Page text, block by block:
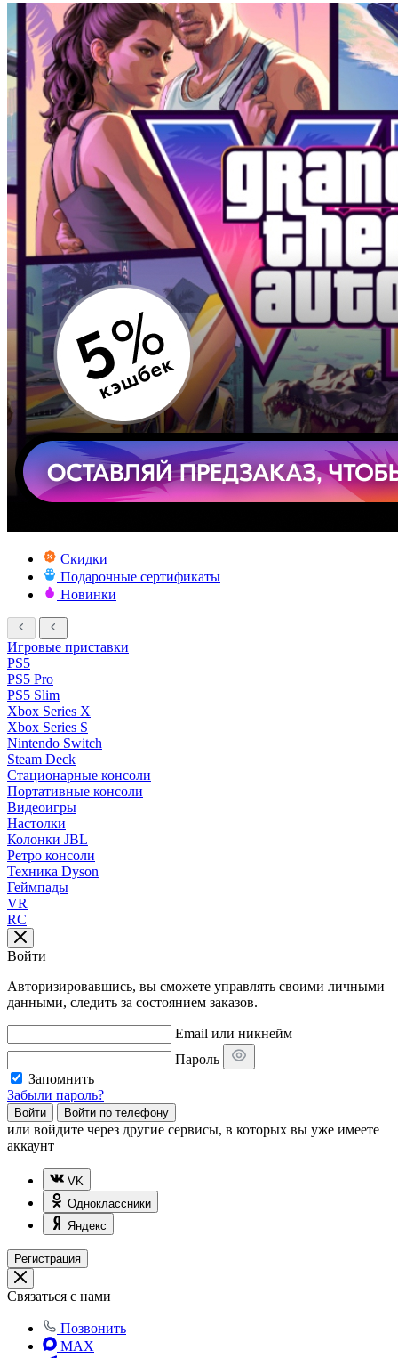
Скидки
Подарочные сертификаты
Новинки
Игровые приставки
PS5
PS5 Pro
PS5 Slim
Xbox Series X
Xbox Series S
Nintendo Switch
Steam Deck
Стационарные консоли
Портативные консоли
Видеоигры
Настолки
Колонки JBL
Ретро консоли
Техника Dyson
Геймпады
VR
RC
Войти
Авторизировавшись, вы сможете управлять своими личными
данными, следить за состоянием заказов.
Email или никнейм
Пароль
Запомнить
Забыли пароль?
Войти Войти по телефону
или войдите через другие сервисы, в которых вы уже имеете
аккаунт
VK
Одноклассники
Яндекс
Регистрация
Связаться с нами
Позвонить
MAX